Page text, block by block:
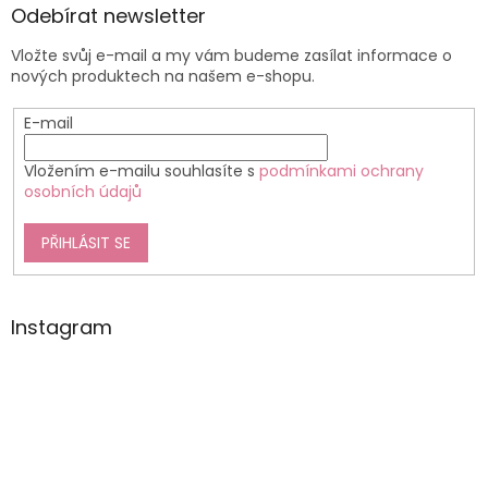
Odebírat newsletter
Vložte svůj e-mail a my vám budeme zasílat informace o
nových produktech na našem e-shopu.
E-mail
Vložením e-mailu souhlasíte s podmínkami ochrany
osobních údajů
PŘIHLÁSIT SE
Instagram